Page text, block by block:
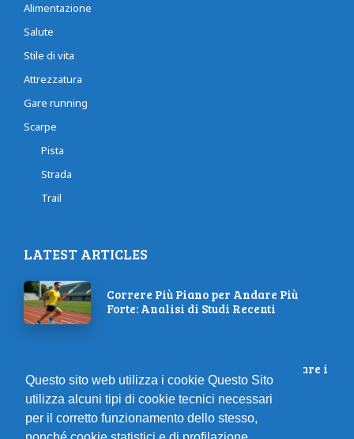
Alimentazione
Salute
Stile di vita
Attrezzatura
Gare running
Scarpe
Pista
Strada
Trail
LATEST ARTICLES
Correre Più Piano per Andare Più
Forte: Analisi di Studi Recenti
Allenamenti da provare per bruciare i
grassi
Questo sito web utilizza i cookie Questo Sito
utilizza alcuni tipi di cookie tecnici necessari
per il corretto funzionamento dello stesso,